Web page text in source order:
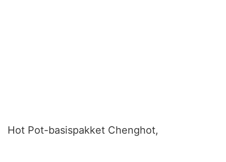
Hot Pot-basispakket Chenghot,